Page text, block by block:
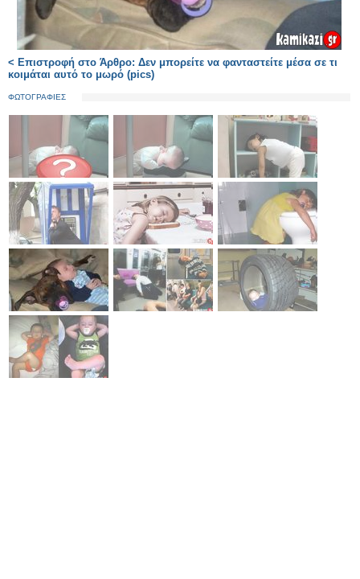
< Επιστροφή στο Άρθρο: Δεν μπορείτε να φανταστείτε μέσα σε τι
κοιμάται αυτό το μωρό (pics)
ΦΩΤΟΓΡΑΦΙΕΣ